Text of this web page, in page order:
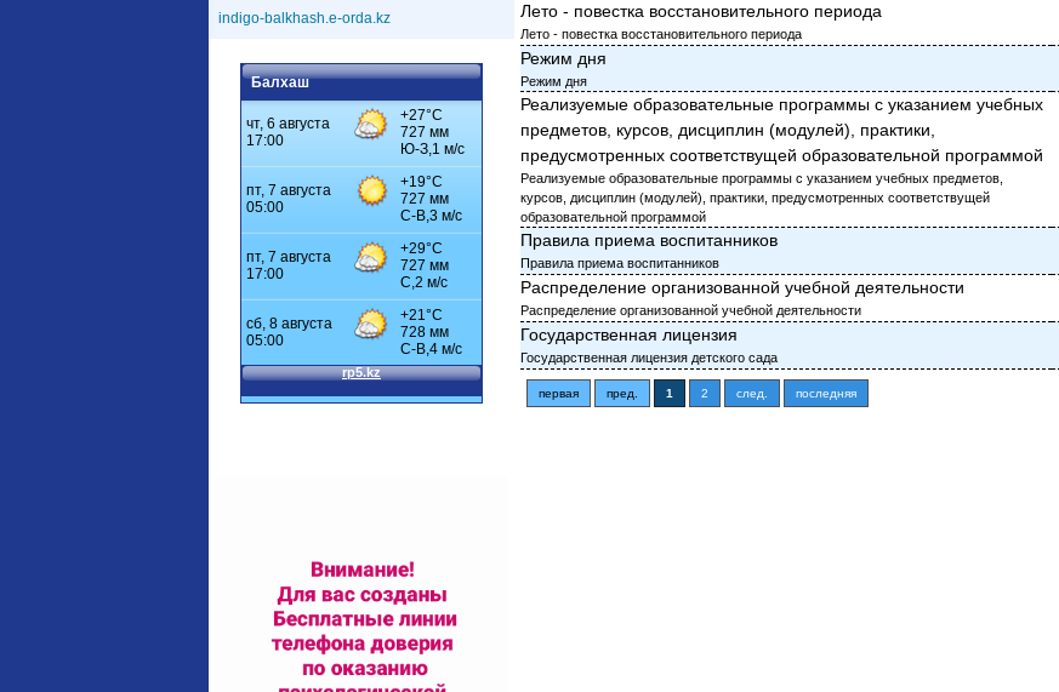
indigo-balkhash.e-orda.kz
Балхаш
Лето - повестка восстановительного периода
Лето - повестка восстановительного периода
Режим дня
Режим дня
Реализуемые образовательные программы с указанием учебных
предметов, курсов, дисциплин (модулей), практики,
предусмотренных соответствущей образовательной программой
Реализуемые образовательные программы с указанием учебных предметов,
курсов, дисциплин (модулей), практики, предусмотренных соответствущей
образовательной программой
Правила приема воспитанников
Правила приема воспитанников
Распределение организованной учебной деятельности
Распределение организованной учебной деятельности
Государственная лицензия
Государственная лицензия детского сада
первая пред. 1 2 след. последняя